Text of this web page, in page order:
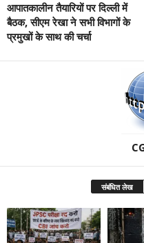
आपातकालीन तैयारियों पर दिल्ली में
बैठक, सीएम रेखा ने सभी विभागों के
प्रमुखों के साथ की चर्चा
संबंधित लेख